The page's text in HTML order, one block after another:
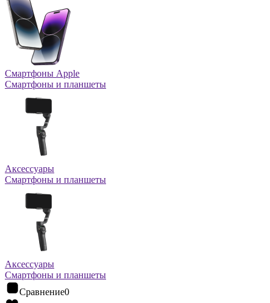
Смартфоны Apple
Смартфоны и планшеты
Аксессуары
Смартфоны и планшеты
Аксессуары
Смартфоны и планшеты
Сравнение0